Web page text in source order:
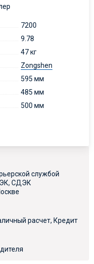
7200
9.78
47 кг
Zongshen
595 мм
485 мм
500 мм
службой
СДЭК
расчет, Кредит